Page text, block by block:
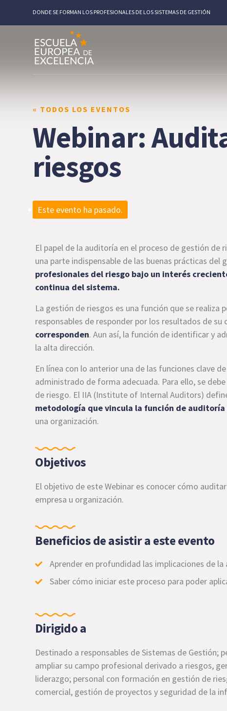
DONDE SE FORMAN LOS PROFESIONALES DE LOS SISTEMAS DE GESTIÓN
« TODOS LOS EVENTOS
Webinar:
riesgos
Este evento ha pasado.
El papel de la auditoría en el proceso de gestión de
una parte indispensable de las buenas prácticas del
profesionales del riesgo bajo un interés
continua del sistema.
La gestión de riesgos es una función que se realiza
responsables de responder por los resultados de su
corresponden. Aun así, la función de identificar y
la alta dirección.
En línea con lo anterior una de las funciones clave
administrado de forma adecuada. Para ello, se
de riesgo. El IIA (Institute of Internal Auditors)
metodología que vincula la función de
una organización.
Objetivos
El objetivo de este Webinar es conocer cómo
empresa u organización.
Beneficios de asistir a este evento
Aprender en profundidad las implicaciones de
Saber cómo iniciar este proceso para poder
Dirigido a
Destinado a responsables de Sistemas de Gestión;
ampliar su campo profesional derivado a riesgos,
liderazgo; personal con formación en gestión de
comercial, gestión de proyectos y seguridad de la